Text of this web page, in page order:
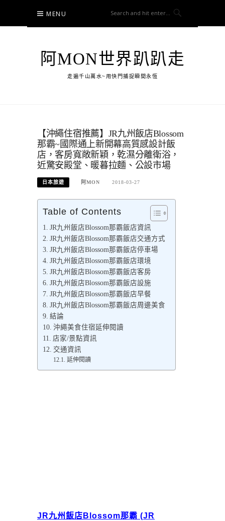
content
MENU
阿MON世界趴趴走
走遍千山萬水~用快門捕捉瞬間永恆
【沖繩住宿推薦】JR九州飯店Blossom
那霸~國際通上新開幕高質感設計飯
店，客房寬敞新穎，乾濕分離衛浴，
近驚安殿堂、暖暮拉麵、公設市場
日本旅遊 阿MON 2018-03-27
Table of Contents
JR九州飯店Blossom那霸飯店資訊
JR九州飯店Blossom那霸飯店交通方式
JR九州飯店Blossom那霸飯店停車場
JR九州飯店Blossom那霸飯店環境
JR九州飯店Blossom那霸飯店客房
JR九州飯店Blossom那霸飯店設施
JR九州飯店Blossom那霸飯店早餐
JR九州飯店Blossom那霸飯店周邊美食
結論
沖繩美食住宿延伸閱讀
店家/景點資訊
交通資訊
延伸閱讀
JR九州飯店Blossom那霸 (JR